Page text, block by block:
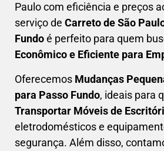
Paulo com eficiência e preços
serviço de Carretode São
Fundoé perfeito para quem
Econômico e Eficiente para
Oferecemos Mudanças
para Passo Fundo, ideais para
Transportar Móveis de
eletrodomésticos e
segurança. Além disso,